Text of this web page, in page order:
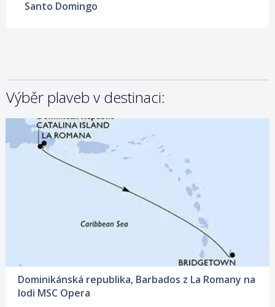
Santo Domingo
Výběr plaveb v destinaci:
Dominikánská republika, Barbados z La Romany na
lodi MSC Opera
12.04.2027 – 15.04.2027
ZOBRAZIT DETAIL
10.04.2028 – 13.04.2028
289 €/OS.